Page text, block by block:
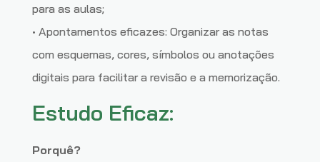
para as aulas;
• Apontamentos eficazes: Organizar as notas
com esquemas, cores, símbolos ou anotações
digitais para facilitar a revisão e a memorização.
Estudo Eficaz:
Porquê?